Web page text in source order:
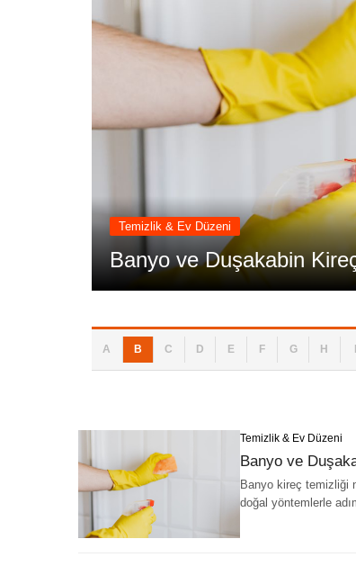
Temizlik & Ev Düzeni
Banyo ve Duşakabin
A B C D E F G H
Temizlik & Ev Düzeni
Banyo ve
Banyo kireç temizliği
doğal yöntemlerle